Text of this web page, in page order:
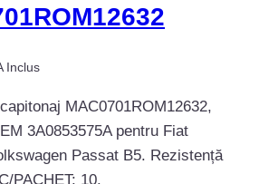
Inclus
MAC0701ROM12632,
3A0853575A pentru Fiat
Passat B5. Rezistență
PACHET: 10.